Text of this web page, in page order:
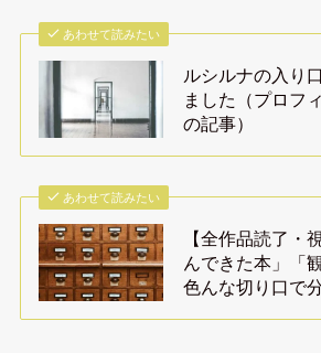
あわせて読みたい
ルシルナの入り
ました（プロフ
の記事）
あわせて読みたい
【全作品読了・
んできた本」「
色んな切り口で